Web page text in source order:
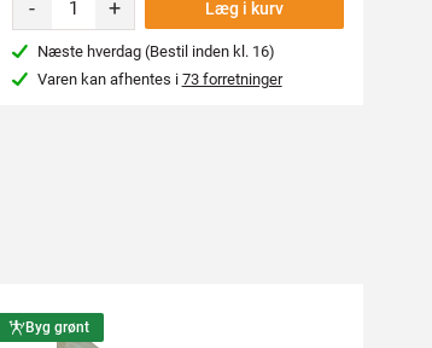
- + Læg i kurv
Næste hverdag (Bestil inden kl. 16)
Varen kan afhentes i 73 forretninger
Byg grønt